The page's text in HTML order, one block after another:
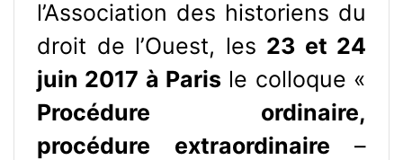
l’Association des historiens du
droit de l’Ouest, les 23 et 24
juin 2017 à Paris le colloque «
Procédure ordinaire,
procédure extraordinaire –